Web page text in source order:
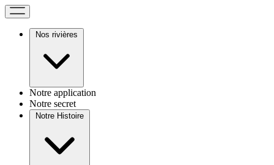
Nos rivières
Notre application
Notre secret
Notre Histoire